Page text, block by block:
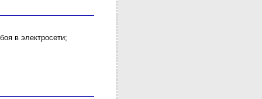
в электросети;